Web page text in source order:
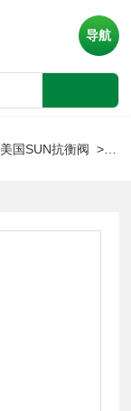
导航
美国SUN抗衡阀 > 美国进口SUN电磁阀DLDA-SHV-624报价单